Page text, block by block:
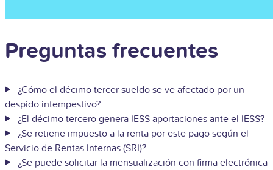
Preguntas frecuentes
¿Cómo el décimo tercer sueldo se ve afectado por un
despido intempestivo?
¿El décimo tercero genera IESS aportaciones ante el IESS?
¿Se retiene impuesto a la renta por este pago según el
Servicio de Rentas Internas (SRI)?
¿Se puede solicitar la mensualización con firma electrónica